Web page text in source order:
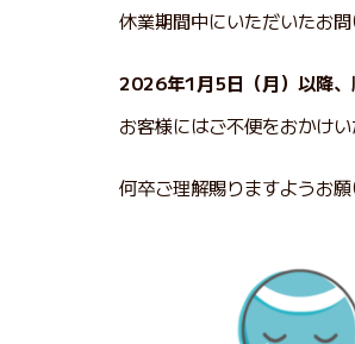
休業期間中にいただいたお問
2026年1月5日（月）以降、
お客様にはご不便をおかけい
何卒ご理解賜りますようお願